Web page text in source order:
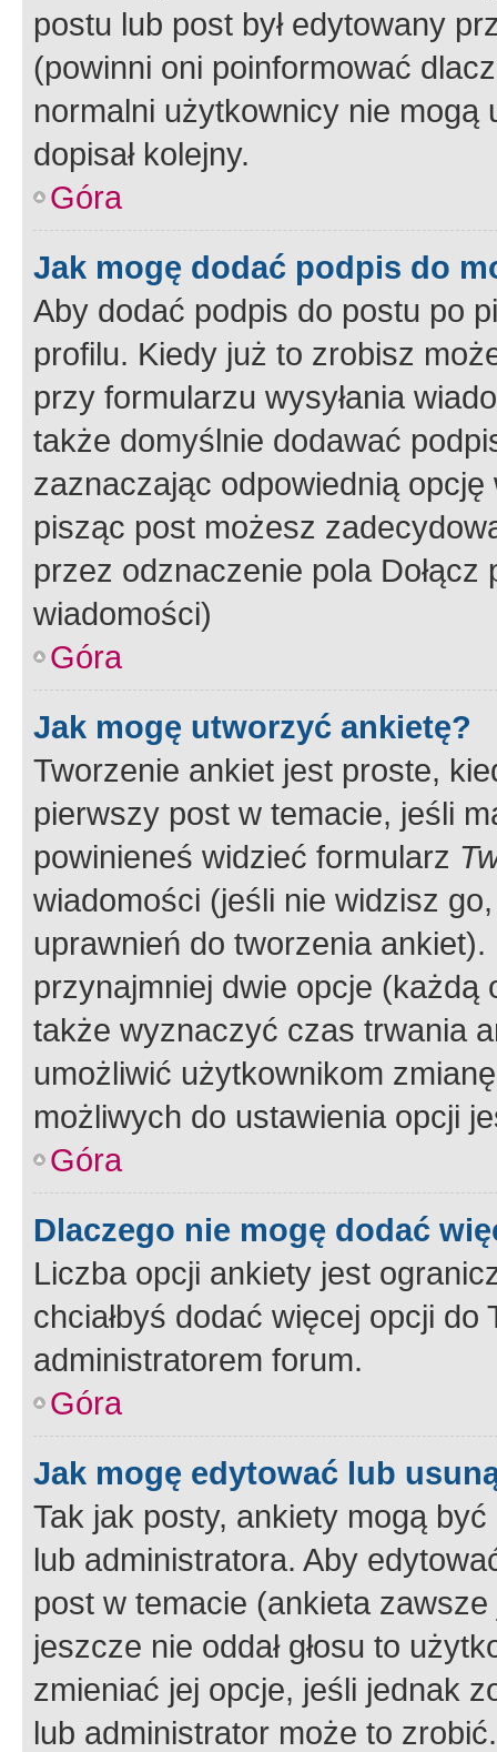
postu lub post był edytowany
(powinni oni poinformować
normalni użytkownicy nie
dopisał kolejny.
Góra
Jak mogę dodać podpis do
Aby dodać podpis do postu po
profilu. Kiedy już to zrobisz
przy formularzu wysyłania
także domyślnie dodawać
zaznaczając odpowiednią
pisząc post możesz
przez odznaczenie pola
wiadomości)
Góra
Jak mogę utworzyć ankietę?
Tworzenie ankiet jest proste,
pierwszy post w temacie, jeśli
powinieneś widzieć formularz
wiadomości (jeśli nie widzisz
uprawnień do tworzenia
przynajmniej dwie opcje
także wyznaczyć czas trwania
umożliwić użytkownikom
możliwych do ustawienia opcji
Góra
Dlaczego nie mogę dodać
Liczba opcji ankiety jest
chciałbyś dodać więcej opcji
administratorem forum.
Góra
Jak mogę edytować lub
Tak jak posty, ankiety mogą
lub administratora. Aby
post w temacie (ankieta
jeszcze nie oddał głosu to
zmieniać jej opcje, jeśli jednak
lub administrator może to